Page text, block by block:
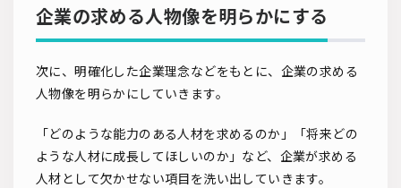
企業の求める人物像を明らかにする
次に、明確化した企業理念などをもとに、企業の求める
人物像を明らかにしていきます。
「どのような能力のある人材を求めるのか」「将来どの
ような人材に成長してほしいのか」など、企業が求める
人材として欠かせない項目を洗い出していきます。